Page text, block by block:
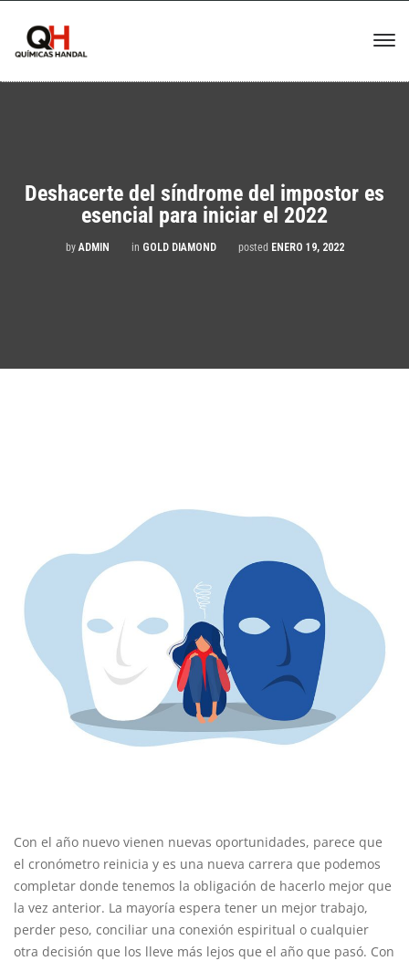
Deshacerte del síndrome del impostor es
esencial para iniciar el 2022
by ADMIN in GOLD DIAMOND posted ENERO 19, 2022
Con el año nuevo vienen nuevas oportunidades, parece que
el cronómetro reinicia y es una nueva carrera que podemos
completar donde tenemos la obligación de hacerlo mejor que
la vez anterior. La mayoría espera tener un mejor trabajo,
perder peso, conciliar una conexión espiritual o cualquier
otra decisión que los lleve más lejos que el año que pasó. Con